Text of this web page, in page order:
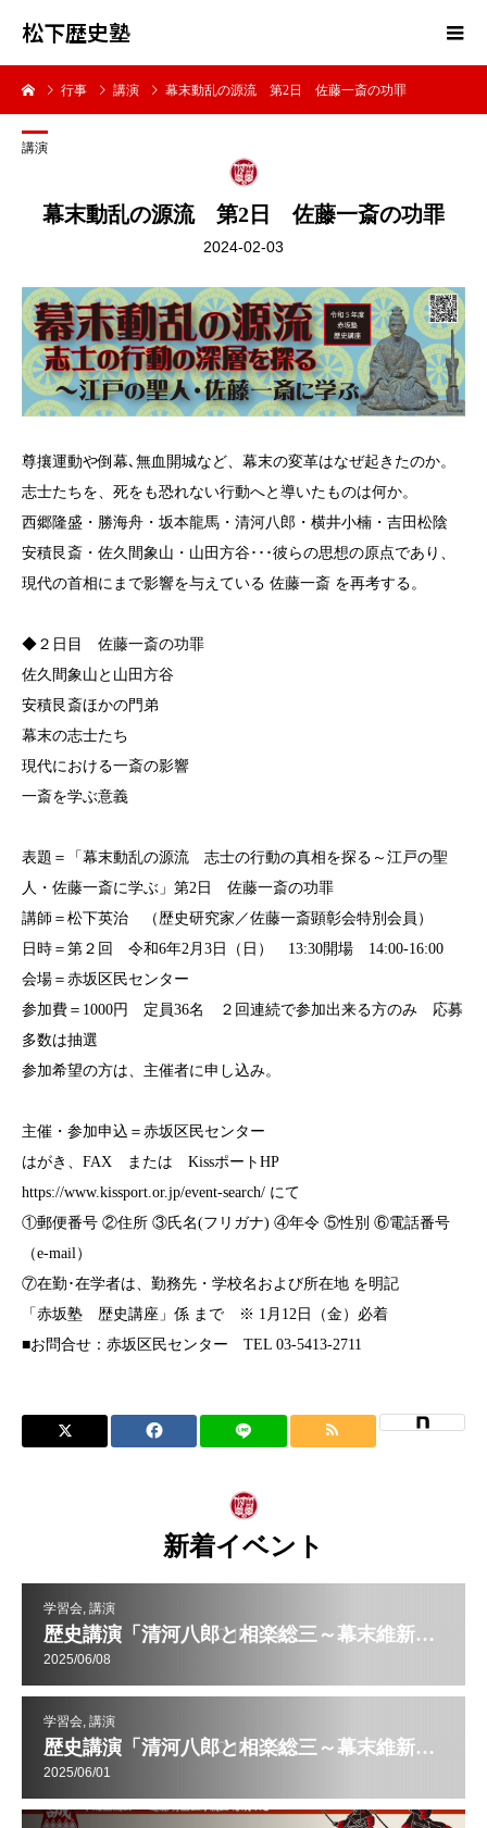
松下歴史塾
行事 講演 幕末動乱の源流 第2日 佐藤一斎の功罪
講演
幕末動乱の源流 第2日 佐藤一斎の功罪
2024-02-03
尊攘運動や倒幕､無血開城など、幕末の変革はなぜ起きたのか。
志士たちを、死をも恐れない行動へと導いたものは何か。
西郷隆盛・勝海舟・坂本龍馬・清河八郎・横井小楠・吉田松陰
安積艮斎・佐久間象山・山田方谷･･･彼らの思想の原点であり、
現代の首相にまで影響を与えている 佐藤一斎 を再考する。
◆２日目 佐藤一斎の功罪
佐久間象山と山田方谷
安積艮斎ほかの門弟
幕末の志士たち
現代における一斎の影響
一斎を学ぶ意義
表題＝「幕末動乱の源流 志士の行動の真相を探る～江戸の聖
人・佐藤一斎に学ぶ」第2日 佐藤一斎の功罪
講師＝松下英治 （歴史研究家／佐藤一斎顕彰会特別会員）
日時＝第２回 令和6年2月3日（日） 13:30開場 14:00-16:00
会場＝赤坂区民センター
参加費＝1000円 定員36名 ２回連続で参加出来る方のみ 応募
多数は抽選
参加希望の方は、主催者に申し込み。
主催・参加申込＝赤坂区民センター
はがき、FAX または KissポートHP
https://www.kissport.or.jp/event-search/ にて
①郵便番号 ②住所 ③氏名(フリガナ) ④年令 ⑤性別 ⑥電話番号
（e-mail）
⑦在勤･在学者は、勤務先・学校名および所在地 を明記
「赤坂塾 歴史講座」係 まで ※ 1月12日（金）必着
■お問合せ：赤坂区民センター TEL 03-5413-2711
新着イベント
学習会, 講演
歴史講演「清河八郎と相楽総三～幕末維新を扇動した志士」(2日目)
2025/06/08
学習会, 講演
歴史講演「清河八郎と相楽総三～幕末維新を扇動した志士」(1日目)
2025/06/01